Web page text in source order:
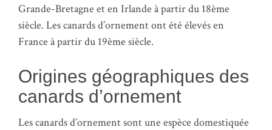
Grande-Bretagne et en Irlande à partir du 18ème
siècle. Les canards d’ornement ont été élevés en
France à partir du 19ème siècle.
Origines géographiques des
canards d’ornement
Les canards d’ornement sont une espèce domestiquée